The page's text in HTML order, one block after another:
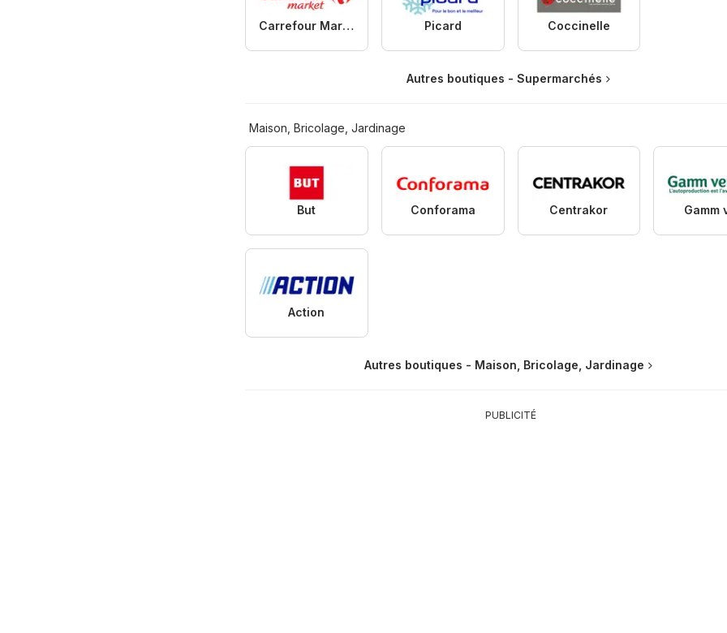
Carrefour Market Picard Coccinelle
Autres boutiques - Supermarchés
Maison, Bricolage, Jardinage
But Conforama Centrakor Gamm
Action
Autres boutiques - Maison, Bricolage, Jardinage
PUBLICITÉ